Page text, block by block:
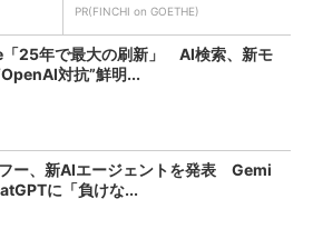
PR(FINCHI on GOETHE)
25年で最大の刷新」 AI検索、新モ
対抗”鮮明...
ー、新AIエージェントを発表 Gemi
に「負けな...